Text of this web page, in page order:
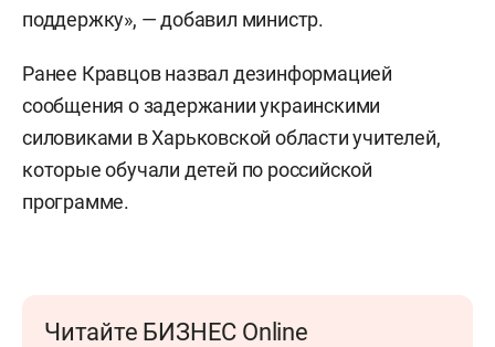
поддержку», — добавил министр.
Ранее Кравцов назвал дезинформацией
сообщения о задержании украинскими
силовиками в Харьковской области учителей,
которые обучали детей по российской
программе.
Читайте БИЗНЕС Online